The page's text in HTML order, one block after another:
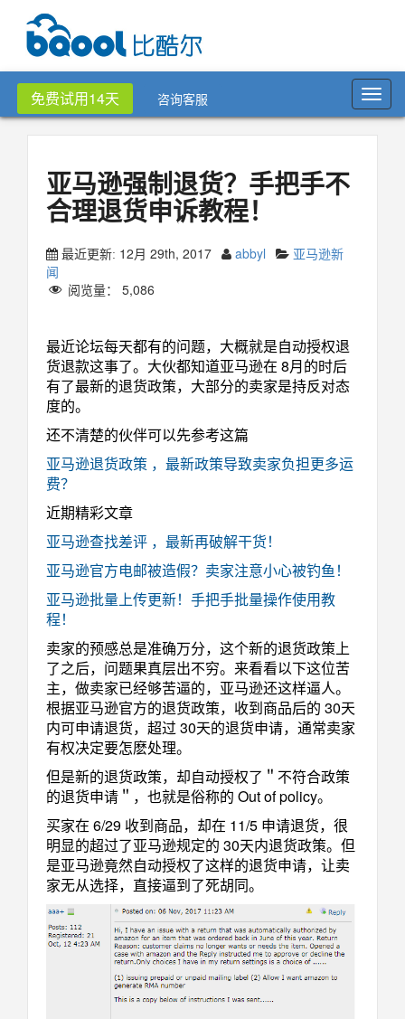
免费试用14天 咨询客服
亚马逊强制退货？手把手不
合理退货申诉教程！
最近更新: 12月 29th, 2017 abbyl
亚马逊新
闻
阅览量： 5,086
最近论坛每天都有的问题，大概就是自动授权退
货退款这事了。大伙都知道亚马逊在 8月的时后
有了最新的退货政策，大部分的卖家是持反对态
度的。
还不清楚的伙伴可以先参考这篇
亚马逊退货政策 ，最新政策导致卖家负担更多运
费？
近期精彩文章
亚马逊查找差评 ，最新再破解干货！
亚马逊官方电邮被造假？卖家注意小心被钓鱼！
亚马逊批量上传更新！手把手批量操作使用教
程！
卖家的预感总是准确万分，这个新的退货政策上
了之后，问题果真层出不穷。来看看以下这位苦
主，做卖家已经够苦逼的，亚马逊还这样逼人。
根据亚马逊官方的退货政策，收到商品后的 30天
内可申请退货，超过 30天的退货申请，通常卖家
有权决定要怎麽处理。
但是新的退货政策，却自动授权了＂不符合政策
的退货申请＂，也就是俗称的 Out of policy。
买家在 6/29 收到商品，却在 11/5 申请退货，很
明显的超过了亚马逊规定的 30天内退货政策。但
是亚马逊竟然自动授权了这样的退货申请，让卖
家无从选择，直接逼到了死胡同。